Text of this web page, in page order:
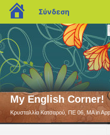
My English Corner!
Κρυσταλλία Κατσαρού, ΠΕ 06, MA in
blogs.sch.gr
Σύνδεση